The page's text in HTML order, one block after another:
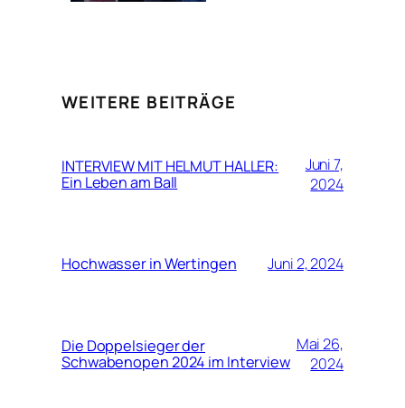
WEITERE BEITRÄGE
INTERVIEW MIT HELMUT HALLER:
Ein Leben am Ball
Juni 7,
2024
Hochwasser in Wertingen Juni 2, 2024
Die Doppelsieger der
Schwabenopen 2024 im Interview
Mai 26,
2024